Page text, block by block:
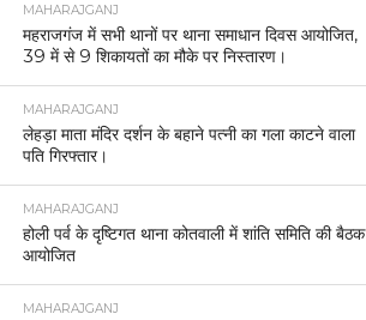
MAHARAJGANJ
महराजगंज में सभी थानों पर थाना समाधान दिवस आयोजित,
39 में से 9 शिकायतों का मौके पर निस्तारण।
MAHARAJGANJ
लेहड़ा माता मंदिर दर्शन के बहाने पत्नी का गला काटने वाला
पति गिरफ्तार।
MAHARAJGANJ
होली पर्व के दृष्टिगत थाना कोतवाली में शांति समिति की बैठक
आयोजित
MAHARAJGANJ